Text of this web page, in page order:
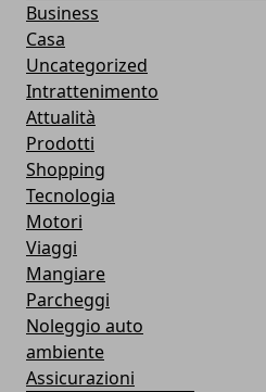
Business
Casa
Uncategorized
Intrattenimento
Attualità
Prodotti
Shopping
Tecnologia
Motori
Viaggi
Mangiare
Parcheggi
Noleggio auto
ambiente
Assicurazioni